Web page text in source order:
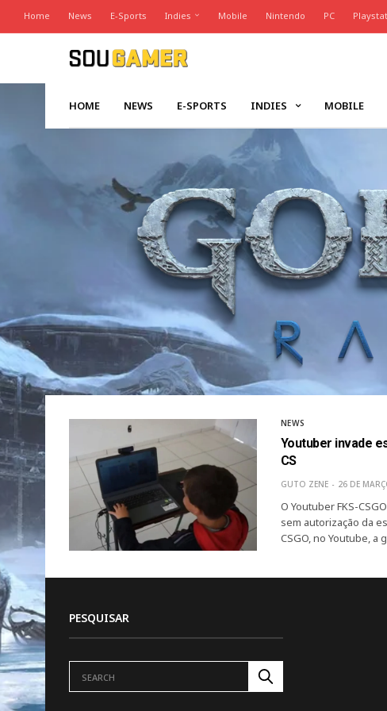
Home News E-Sports Indies Mobile Nintendo PC
HOME NEWS E-SPORTS INDIES MOBILE
NEWS
Youtuber invade
CS
GUTO ZENE 26 DE
O Youtuber FKS-
sem autorização da
CSGO, no Youtube,
PESQUISAR